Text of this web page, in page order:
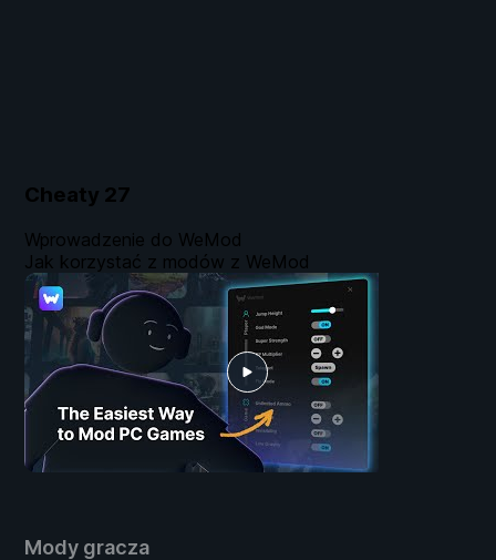
Cheaty 27
Mody gracza
Wprowadzenie do WeMod
Jak korzystać z modów z WeMod